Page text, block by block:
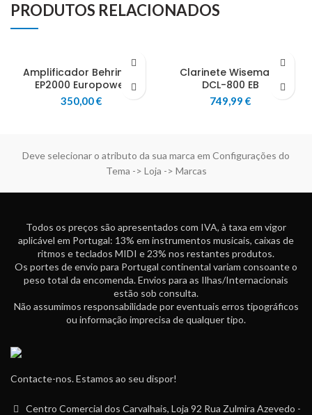
PRODUTOS RELACIONADOS
Amplificador Behringer
EP2000 Europower
350,00€
Clarinete Wisemann
DCL-800 EB
749,99 €
Deve selecionar o atributo da sua marca em Configurações do
Tema -> Loja -> Marcas
Todos os preços são apresentados com IVA, à taxa em vigor
aplicável em Portugal: 13% em instrumentos musicais, caixas de
ritmos e teclados MIDI e 23% nos restantes produtos.
Os portes de envio para Portugal continental variam consoante o
peso total da encomenda. Envios para as Ilhas/Internacionais
estão sob consulta.
Não assumimos responsabilidade por eventuais erros tipográficos
ou informação imprecisa de qualquer tipo.
Contacte-nos. Estamos ao seu dispor!
Centro Comercial dos Carvalhais, Loja 92 Rua Zulmira Azevedo -